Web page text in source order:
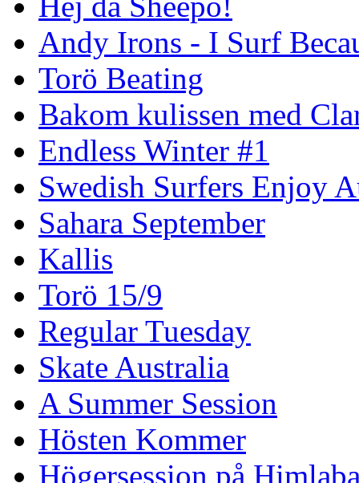
Andy Irons - I Surf
Torö Beating
Bakom kulissen med
Endless Winter #1
Swedish Surfers Enjoy
Sahara September
Kallis
Torö 15/9
Regular Tuesday
Skate Australia
A Summer Session
Hösten Kommer
Högersession på